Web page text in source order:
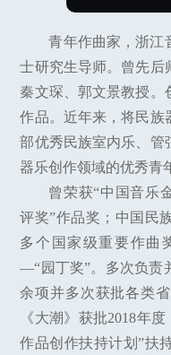
青年作曲家，浙江
士研究生导师。曾先后
秦文琛、郭文景教授。
作品。近年来，将民族
部优秀民族室内乐、管
器乐创作领域的优秀青
曾荣获“中国音乐
评奖”作品奖；中国民
多个国家级重要作曲
—“园丁奖”。多次负责
余项并多次获批各类
《大潮》获批2018年
作品创作扶持计划”扶